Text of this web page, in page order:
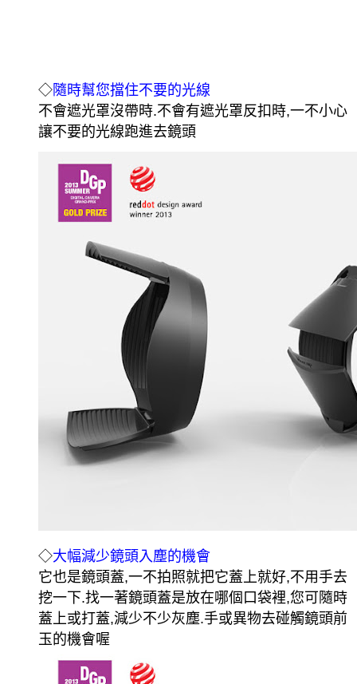
◇隨時幫您擋住不要的光線
不會遮光罩沒帶時.不會有遮光罩反扣時,一不小心
讓不要的光線跑進去鏡頭
◇大幅減少鏡頭入塵的機會
它也是鏡頭蓋,一不拍照就把它蓋上就好,不用手去
挖一下.找一著鏡頭蓋是放在哪個口袋裡,您可隨時
蓋上或打蓋,減少不少灰塵.手或異物去碰觸鏡頭前
玉的機會喔